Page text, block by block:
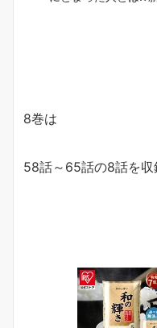
8巻は
58話～65話の8話を収